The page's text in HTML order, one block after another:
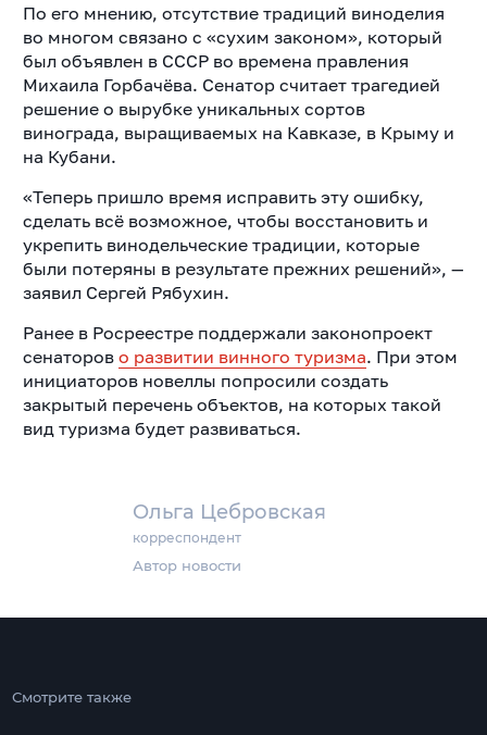
Ольга Цебровская
корреспондент
Автор новости
По его мнению, отсутствие традиций виноделия
во многом связано с «сухим законом», который
был объявлен в СССР во времена правления
Михаила Горбачёва. Сенатор считает трагедией
решение о вырубке уникальных сортов
винограда, выращиваемых на Кавказе, в Крыму и
на Кубани.
«Теперь пришло время исправить эту ошибку,
сделать всё возможное, чтобы восстановить и
укрепить винодельческие традиции, которые
были потеряны в результате прежних решений», —
заявил Сергей Рябухин.
Ранее в Росреестре поддержали законопроект
сенаторов о развитии винного туризма. При этом
инициаторов новеллы попросили создать
закрытый перечень объектов, на которых такой
вид туризма будет развиваться.
Смотрите также